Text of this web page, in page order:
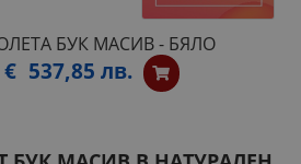
БУК МАСИВ - БЯЛО
537,85 лв.